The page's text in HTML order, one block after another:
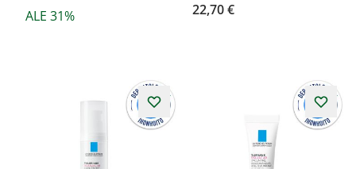
ALE 31%
22,70 €